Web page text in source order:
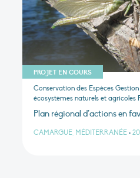
PROJET EN COURS
Conservation des Espèces
écosystèmes naturels et agricoles
Plan régional d’actions en
CAMARGUE, MÉDITERRANÉE •